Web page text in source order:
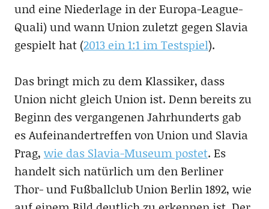
und eine Niederlage in der Europa-League-
Quali) und wann Union zuletzt gegen Slavia
gespielt hat (2013 ein 1:1 im Testspiel).
Das bringt mich zu dem Klassiker, dass
Union nicht gleich Union ist. Denn bereits zu
Beginn des vergangenen Jahrhunderts gab
es Aufeinandertreffen von Union und Slavia
Prag, wie das Slavia-Museum postet. Es
handelt sich natürlich um den Berliner
Thor- und Fußballclub Union Berlin 1892, wie